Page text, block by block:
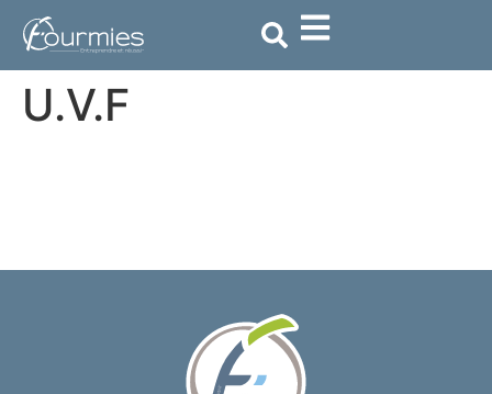
principal
U.V.F